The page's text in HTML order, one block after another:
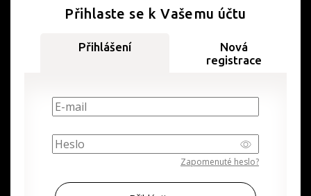
Přihlaste se k Vašemu účtu
Přihlášení
Nová
registrace
Zapomenuté heslo?